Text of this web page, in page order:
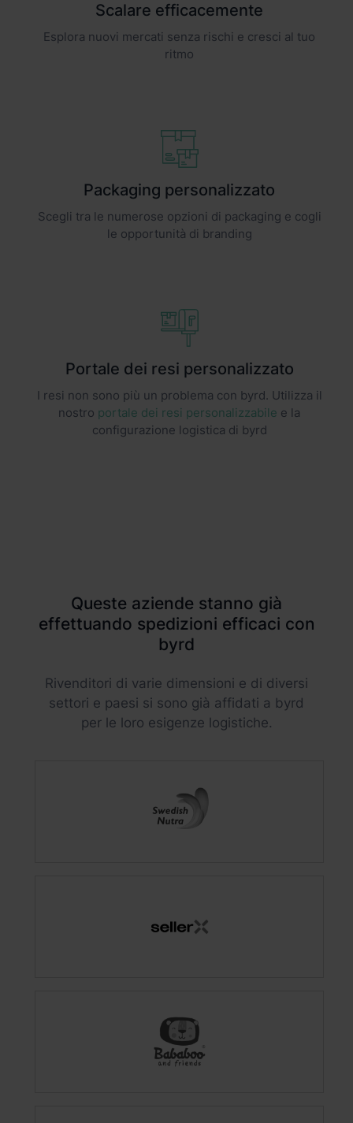
Scalare efficacemente
Esplora nuovi mercati senza rischi e cresci al tuo
ritmo
Packaging personalizzato
Scegli tra le numerose opzioni di packaging e cogli
le opportunità di branding
Portale dei resi personalizzato
I resi non sono più un problema con byrd. Utilizza il
nostro portale dei resi personalizzabile e la
configurazione logistica di byrd
Queste aziende stanno già
effettuando spedizioni efficaci con
byrd
Rivenditori di varie dimensioni e di diversi
settori e paesi si sono già affidati a byrd
per le loro esigenze logistiche.